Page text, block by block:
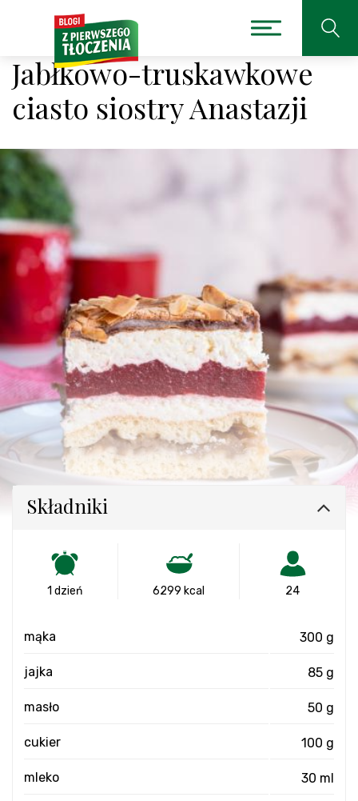
Jabłkowo-truskawkowe
ciasto siostry Anastazji
Składniki
1 dzień 6299 kcal 24
mąka 300 g
jajka 85 g
masło 50 g
cukier 100 g
mleko 30 ml